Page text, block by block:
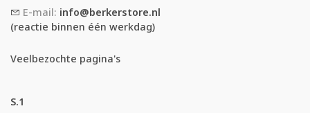
E-mail: info@berkerstore.nl
(reactie binnen één werkdag)
Veelbezochte pagina's
S.1